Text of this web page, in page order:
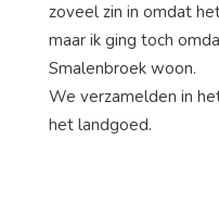
zoveel zin in omdat
maar ik ging toch
Smalenbroek woon.
We verzamelden in
het landgoed.